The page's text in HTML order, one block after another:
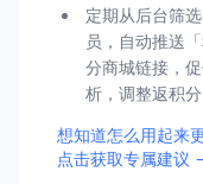
定期从后台筛
员，自动推送
分商城链接，
析，调整返积分
想知道怎么用起来
点击获取专属建议